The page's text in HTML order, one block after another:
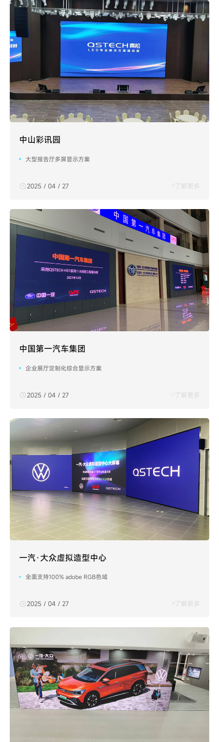
中山彩讯园
大型报告厅多屏显示方案
2025 / 04 / 27 了解更多
中国第一汽车集团
企业展厅定制化综合显示方案
2025 / 04 / 27 了解更多
一汽·大众虚拟造型中心
全面支持100% adobe RGB色域
2025 / 04 / 27 了解更多